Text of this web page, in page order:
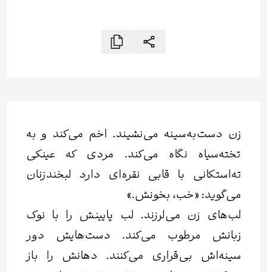
زن دست‌به‌سینه می‌نشیند. اخم می‌کند و به
تخته‌سیاه نگاه می‌کند. مردی که عینکی
ته‌استکانی با قابی نقره‌ای دارد لبخند‌زنان
می‌گوید: «خب، بخونش.»
لب‌های زن می‌لرزند. لب پایینش را با نوک
زبانش مرطوب می‌کند. دست‌هایش دور
سینه‌اش بی‌قراری می‌‌کنند. دهانش را باز